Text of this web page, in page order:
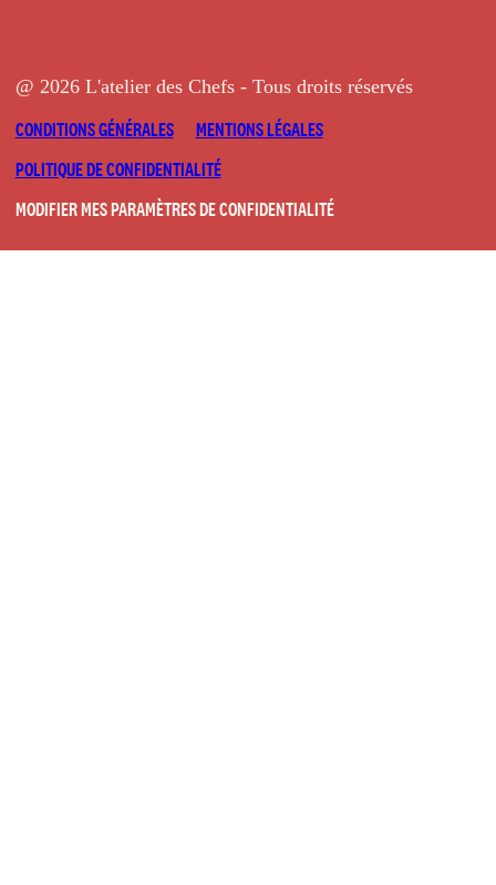
@ 2026 L'atelier des Chefs - Tous droits réservés
CONDITIONS GÉNÉRALES
MENTIONS LÉGALES
POLITIQUE DE CONFIDENTIALITÉ
MODIFIER MES PARAMÈTRES DE CONFIDENTIALITÉ